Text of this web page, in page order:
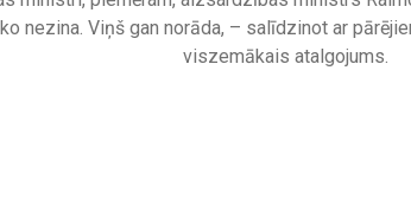
nezina. Viņš gan norāda, – salīdzinot ar
viszemākais atalgojums.